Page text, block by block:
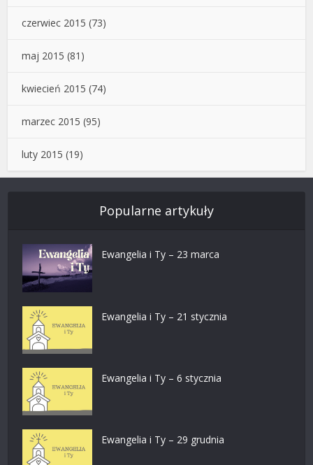
czerwiec 2015 (73)
maj 2015 (81)
kwiecień 2015 (74)
marzec 2015 (95)
luty 2015 (19)
Popularne artykuły
Ewangelia i Ty – 23 marca
Ewangelia i Ty – 21 stycznia
Ewangelia i Ty – 6 stycznia
Ewangelia i Ty – 29 grudnia